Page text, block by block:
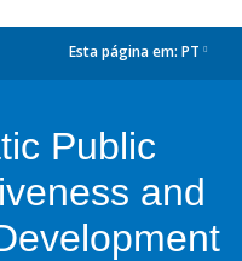
Esta página em: PT
Public
and